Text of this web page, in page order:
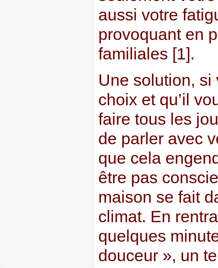
aussi votre
provoquant en
familiales [1].
Une solution, si
choix et qu’il
faire tous les
de parler avec
que cela
être pas
maison se fait
climat. En
quelques
douceur », un